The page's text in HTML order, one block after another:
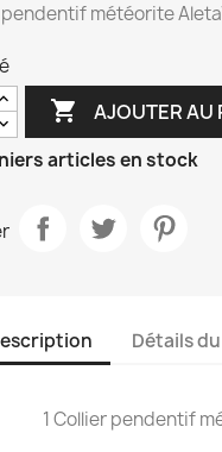
pendentif météorite
 AJOUTER AU
articles en stock
Détails
1 Collier pendentif